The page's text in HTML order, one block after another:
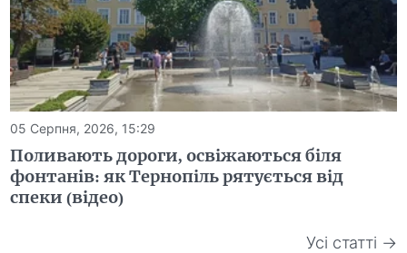
05 Серпня, 2026, 15:29
Поливають дороги, освіжаються біля
фонтанів: як Тернопіль рятується від
спеки (відео)
Усі статті →